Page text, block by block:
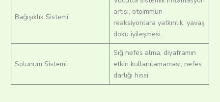
Bağışıklık Sistemi
artışı, otoimmün
reaksiyonlara yatkınlık, yavaş
doku iyileşmesi.
Solunum Sistemi
Sığ nefes alma, diyaframın
etkin kullanılamaması, nefes
darlığı hissi.